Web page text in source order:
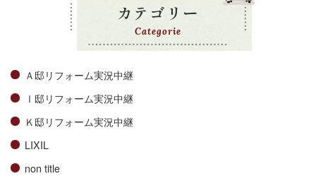
カテゴリー
Categorie
Ａ邸リフォーム実況中継
Ⅰ邸リフォーム実況中継
Ｋ邸リフォーム実況中継
LIXIL
non title